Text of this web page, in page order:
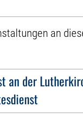
an
an der